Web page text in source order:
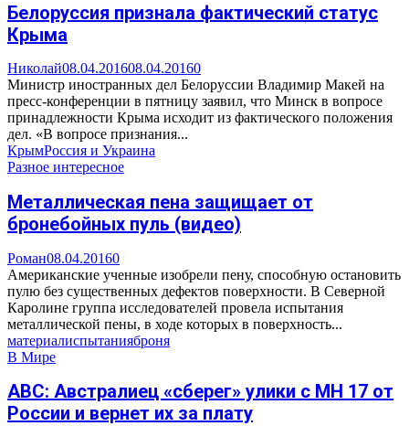
Белоруссия признала фактический статус
Крыма
Николай08.04.201608.04.20160
Министр иностранных дел Белоруссии Владимир Макей на
пресс-конференции в пятницу заявил, что Минск в вопросе
принадлежности Крыма исходит из фактического положения
дел. «В вопросе признания...
КрымРоссия и Украина
Разное интересное
Металлическая пена защищает от
бронебойных пуль (видео)
Роман08.04.20160
Американские ученные изобрели пену, способную остановить
пулю без существенных дефектов поверхности. В Северной
Каролине группа исследователей провела испытания
металлической пены, в ходе которых в поверхность...
материалиспытанияброня
В Мире
ABC: Австралиец «сберег» улики с MH 17 от
России и вернет их за плату